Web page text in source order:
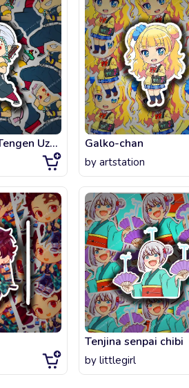
Demon Slayer Tengen Uzui Chibi Galko-chan
by artstation
Tenjina senpai chibi
by littlegirl